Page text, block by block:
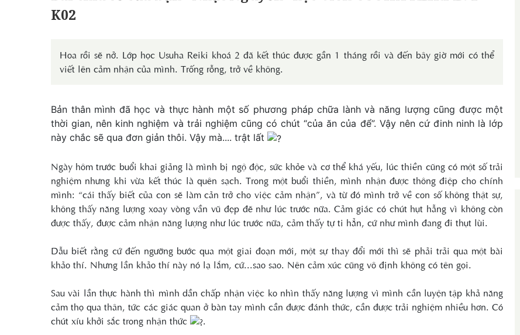
K02
Hoa rồi sẽ nở. Lớp học Usuha Reiki khoá 2 đã kết thúc được gần 1 tháng rồi và đến bây giờ mới có thể
viết lên cảm nhận của mình. Trống rỗng, trở về không.
Bản thân mình đã học và thực hành một số phương pháp chữa lành và năng lượng cũng được một
thời gian, nên kinh nghiệm và trải nghiệm cũng có chút “của ăn của để”. Vậy nên cứ đinh ninh là lớp
này chắc sẽ qua đơn giản thôi. Vậy mà.... trật lất
Ngày hôm trước buổi khai giảng là mình bị ngộ độc, sức khỏe và cơ thể khá yếu, lúc thiền cũng có một số trải
nghiệm nhưng khi vừa kết thúc là quên sạch. Trong một buổi thiền, mình nhận được thông điệp cho chính
mình: “cái thấy biết của con sẽ làm cản trở cho việc cảm nhận”, và từ đó mình trở về con số không thật sự,
không thấy năng lượng xoay vòng vần vũ đẹp đẽ như lúc trước nữa. Cảm giác có chút hụt hẫng vì không còn
được thấy, được cảm nhận năng lượng như lúc trước nữa, cảm thấy tự ti hẳn, cứ như mình đang đi thụt lùi.
Dẫu biết rằng cứ đến ngưỡng bước qua một giai đoạn mới, một sự thay đổi mới thì sẽ phải trải qua một bài
khảo thí. Nhưng lần khảo thí này nó lạ lắm, cứ...sao sao. Nên cảm xúc cũng vô định không có tên gọi.
Sau vài lần thực hành thì mình dần chấp nhận việc ko nhìn thấy năng lượng vì mình cần luyện tập khả năng
cảm thọ qua thân, tức các giác quan ở bàn tay mình cần được đánh thức, cần được trải nghiệm nhiều hơn. Có
chút xíu khởi sắc trong nhận thức
.